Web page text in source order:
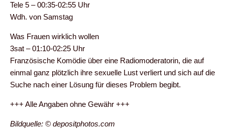
Tele 5 – 00:35-02:55 Uhr
Wdh. von Samstag
Was Frauen wirklich wollen
3sat – 01:10-02:25 Uhr
Französische Komödie über eine Radiomoderatorin, die auf
einmal ganz plötzlich ihre sexuelle Lust verliert und sich auf die
Suche nach einer Lösung für dieses Problem begibt.
+++ Alle Angaben ohne Gewähr +++
Bildquelle: © depositphotos.com